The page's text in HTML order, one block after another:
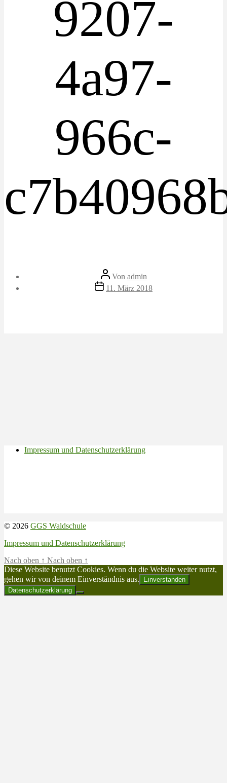
9207-
4a97-
966c-
Beitragsautor
Von admin
Veröffentlichungsdatum
11. März 2018
Impressum und Datenschutzerklärung
© 2026 GGS Waldschule
Impressum und Datenschutzerklärung
Nach oben ↑ Nach oben ↑
Diese Website benutzt Cookies. Wenn du die Website weiter nutzt,
gehen wir von deinem Einverständnis aus.
Einverstanden
Datenschutzerklärung